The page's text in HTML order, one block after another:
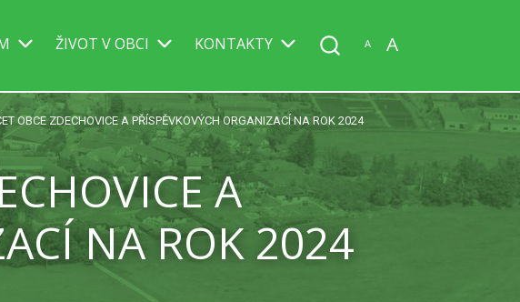
ŽIVOT V OBCI KONTAKTY A A
OBCE ZDECHOVICE A PŘÍSPĚVKOVÝCH ORGANIZACÍ NA ROK 2024
A
NA ROK 2024